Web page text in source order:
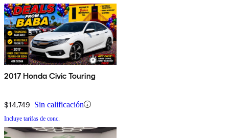
2017 Honda Civic Touring
$14,749 Sin calificación
Incluye tarifas de conc.